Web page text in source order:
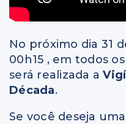
No próximo dia 31
00h15 , em todos
será realizada a
Década.
Se você deseja